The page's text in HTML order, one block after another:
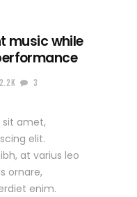
music while
2.2K 3
sit amet,
elit.
at varius leo
ornare,
enim.